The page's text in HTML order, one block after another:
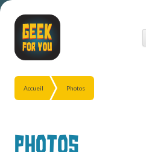
Accueil Photos
Photos